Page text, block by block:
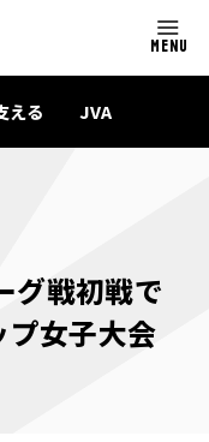
MENU
える JVA
グ戦初戦で
プ女子大会